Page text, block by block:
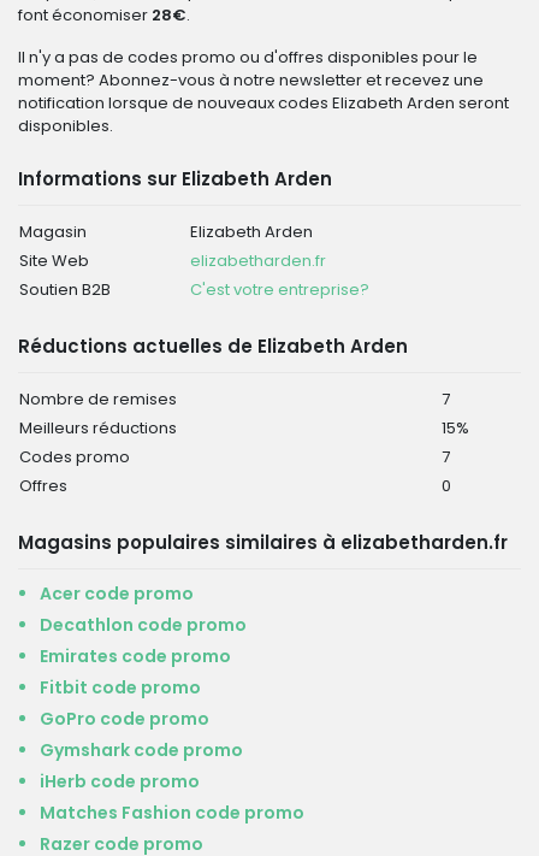
font économiser 28€.
Il n'y a pas de codes promo ou d'offres disponibles pour le
moment? Abonnez-vous à notre newsletter et recevez une
notification lorsque de nouveaux codes Elizabeth Arden seront
disponibles.
Informations sur Elizabeth Arden
Magasin
Elizabeth Arden
Site Web
elizabetharden.fr
Soutien B2B
C'est votre entreprise?
Réductions actuelles de Elizabeth Arden
Nombre de remises
7
Meilleurs réductions
15%
Codes promo
7
Offres
0
Magasins populaires similaires à elizabetharden.fr
Acer code promo
Decathlon code promo
Emirates code promo
Fitbit code promo
GoPro code promo
Gymshark code promo
iHerb code promo
Matches Fashion code promo
Razer code promo